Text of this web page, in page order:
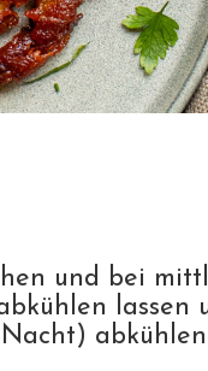
und bei
lassen
abkühlen